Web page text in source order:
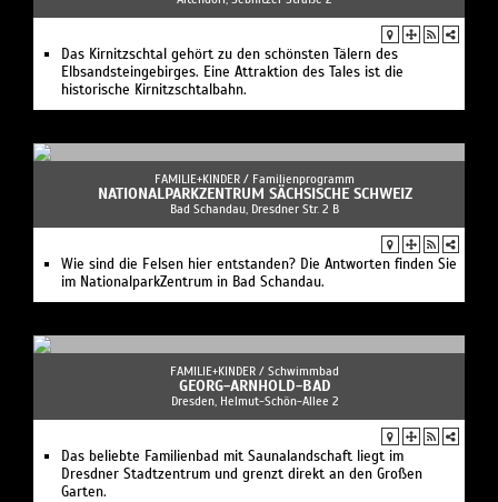
Das Kirnitzschtal gehört zu den schönsten Tälern des
Elbsandsteingebirges. Eine Attraktion des Tales ist die
historische Kirnitzschtalbahn.
FAMILIE+KINDER / Familienprogramm
NATIONALPARKZENTRUM SÄCHSISCHE SCHWEIZ
Bad Schandau, Dresdner Str. 2 B
Wie sind die Felsen hier entstanden? Die Antworten finden Sie
im NationalparkZentrum in Bad Schandau.
FAMILIE+KINDER / Schwimmbad
GEORG-ARNHOLD-BAD
Dresden, Helmut-Schön-Allee 2
Das beliebte Familienbad mit Saunalandschaft liegt im
Dresdner Stadtzentrum und grenzt direkt an den Großen
Garten.